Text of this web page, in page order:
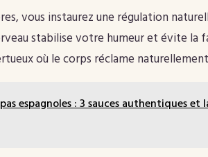
vous instaurez une régulation
stabilise votre humeur et évite la
où le corps réclame
espagnoles : 3 sauces authentiques